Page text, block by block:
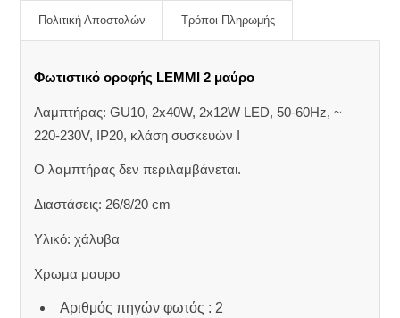
Πολιτική Αποστολών Τρόποι Πληρωμής
Φωτιστικό οροφής LEMMI 2 μαύρο
Λαμπτήρας: GU10, 2x40W, 2x12W LED, 50-60Hz, ~
220-230V, IP20, κλάση συσκευών Ι
Ο λαμπτήρας δεν περιλαμβάνεται.
Διαστάσεις: 26/8/20 cm
Υλικό: χάλυβα
Χρωμα μαυρο
Αριθμός πηγών φωτός : 2